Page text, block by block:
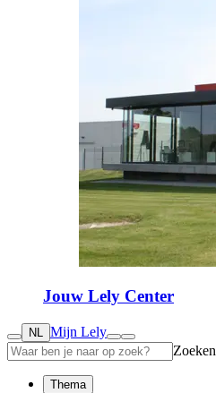
Jouw Lely Center
NL Mijn Lely
Zoeken
Thema